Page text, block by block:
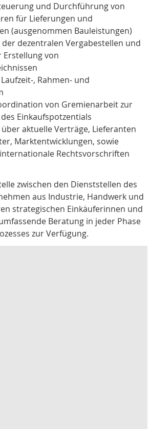
und Durchführung von
für Lieferungen und
(ausgenommen Bauleistungen)
dezentralen Vergabestellen und
Erstellung von
, Rahmen- und
von Gremienarbeit zur
Einkaufspotzentials
aktuelle Verträge, Lieferanten
Marktentwicklungen, sowie
Rechtsvorschriften
zwischen den Dienststellen des
aus Industrie, Handwerk und
strategischen Einkäuferinnen und
Beratung in jeder Phase
zur Verfügung.